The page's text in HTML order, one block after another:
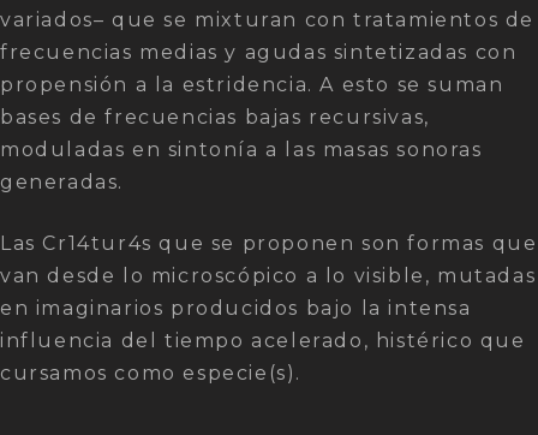
variados– que se mixturan con tratamientos de
frecuencias medias y agudas sintetizadas con
propensión a la estridencia. A esto se suman
bases de frecuencias bajas recursivas,
moduladas en sintonía a las masas sonoras
generadas.
Las Cr14tur4s que se proponen son formas que
van desde lo microscópico a lo visible, mutadas
en imaginarios producidos bajo la intensa
influencia del tiempo acelerado, histérico que
cursamos como especie(s).